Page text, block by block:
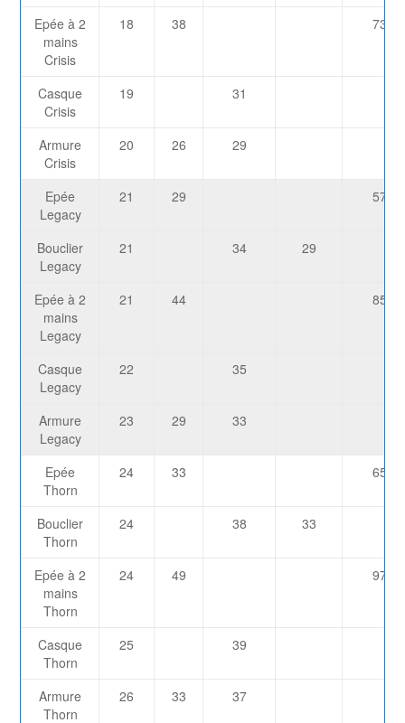
Epée à 2
mains
Crisis
18 38 738
Casque
Crisis
19 31
Armure
Crisis
20 26 29
Epée
Legacy
21 29 572
Bouclier
Legacy
21 34 29
Epée à 2
mains
Legacy
21 44 857
Casque
Legacy
22 35
Armure
Legacy
23 29 33
Epée
Thorn
24 33 651
Bouclier
Thorn
24 38 33
Epée à 2
mains
Thorn
24 49 976
Casque
Thorn
25 39
Armure
Thorn
26 33 37